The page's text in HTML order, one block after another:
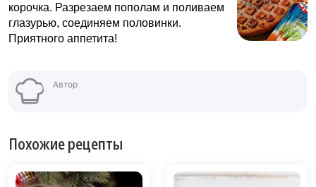
корочка. Разрезаем пополам и поливаем
глазурью, соединяем половинки.
Приятного аппетита!
Автор
Похожие рецепты